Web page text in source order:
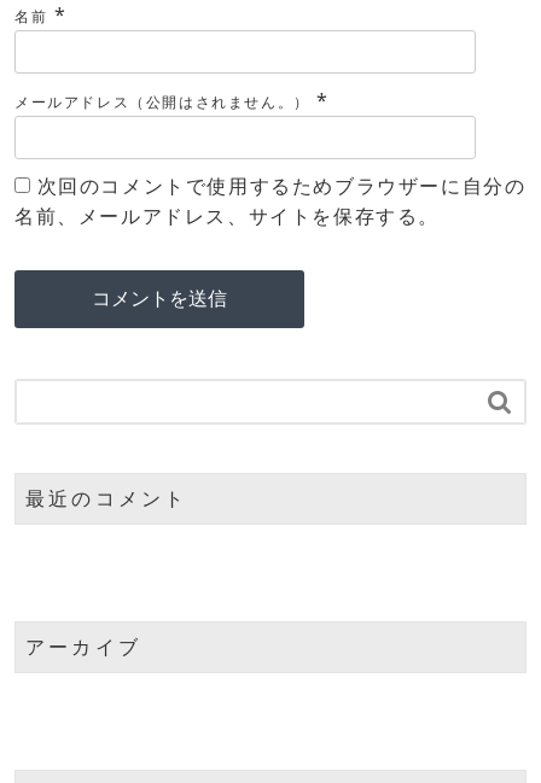
名前 *
メールアドレス（公開はされません。） *
次回のコメントで使用するためブラウザーに自分の
名前、メールアドレス、サイトを保存する。

最近のコメント
アーカイブ